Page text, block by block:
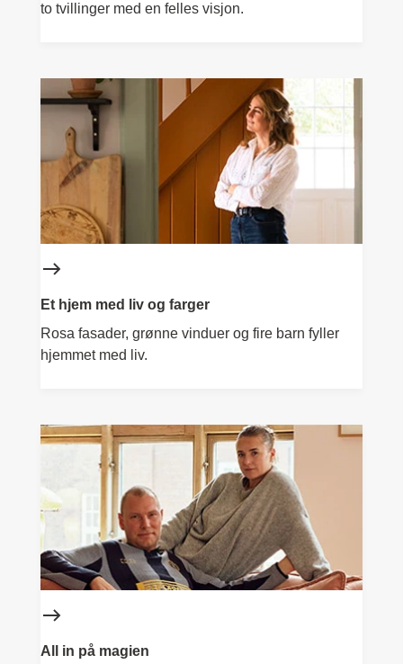
to tvillinger med en felles visjon.
Et hjem med liv og farger
Rosa fasader, grønne vinduer og fire barn fyller
hjemmet med liv.
All in på magien